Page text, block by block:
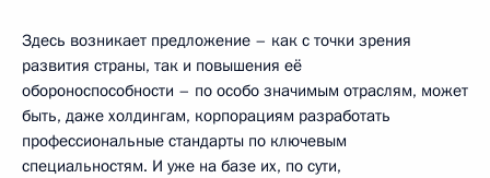
Здесь возникает предложение – как с точки зрения
развития страны, так и повышения её
обороноспособности – по особо значимым отраслям, может
быть, даже холдингам, корпорациям разработать
профессиональные стандарты по ключевым
специальностям. И уже на базе их, по сути,